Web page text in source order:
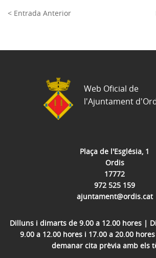
< Entrada Anterior
Plaça de l'Església, 1
Ordis
17772
972 525 159
ajuntament@ordis.cat
Dilluns i dimarts de 9.00 a 12.00 hores |
9.00 a 12.00 hores i 17.00 a 20.00
demanar cita prèvia amb els
Web Oficial de
l'Ajuntament